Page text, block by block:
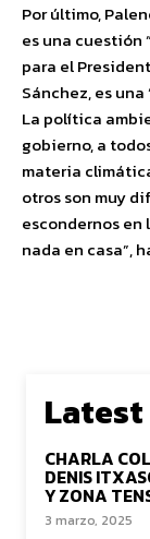
Por último,
es una cuestión
para el
Sánchez, es
La política
gobierno, a
materia
otros son muy
escondernos
nada en casa”,
Latest
CHARLA
DENIS
Y ZONA
3 marzo, 2025